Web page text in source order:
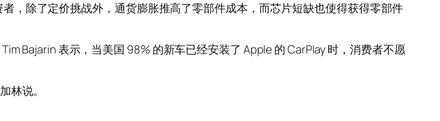
，除了定价挑战外，通货膨胀推高了零部件成本，而芯片短缺也使得获得零部件
Bajarin 表示，当美国 98% 的新车已经安装了 Apple 的 CarPlay 时，消费者不愿
林说。